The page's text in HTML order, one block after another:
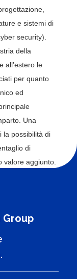
e sistemi di
security).
della
all’estero le
per quanto
ed
Una
la possibilità di
di
valore aggiunto.
Group